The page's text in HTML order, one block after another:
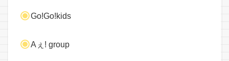
Go!Go!kids
Aぇ! group